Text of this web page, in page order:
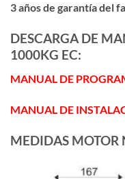
3 años de garantía del
DESCARGA DE
1000KG EC:
MANUAL DE
MANUAL DE
MEDIDAS MOTOR